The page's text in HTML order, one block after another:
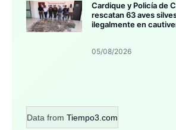
Cardique y Policía de
rescatan 63 aves
ilegalmente en
05/08/2026
Data from Tiempo3.com